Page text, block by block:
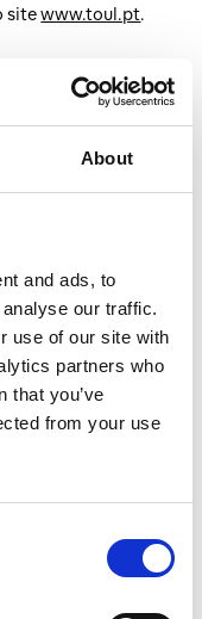
About
and ads, to
our traffic.
use of our site with
partners who
that you’ve
from your use
sitewww.toul.pt.
e sistema
seus
o tráfego e
cookies.